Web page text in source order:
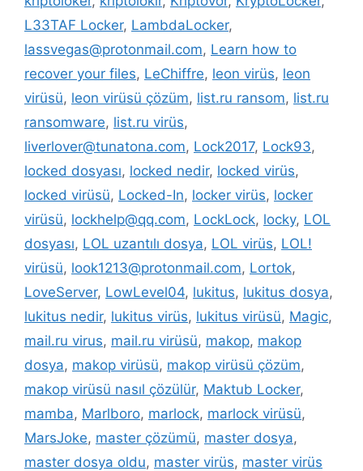
L33TAF Locker, LambdaLocker,
lassvegas@protonmail.com, Learn how to
recover your files, LeChiffre, leon virüs, leon
virüsü, leon virüsü çözüm, list.ru ransom, list.ru
ransomware, list.ru virüs,
liverlover@tunatona.com, Lock2017, Lock93,
locked dosyası, locked nedir, locked virüs,
locked virüsü, Locked-In, locker virüs, locker
virüsü, lockhelp@qq.com, LockLock, locky, LOL
dosyası, LOL uzantılı dosya, LOL virüs, LOL!
virüsü, look1213@protonmail.com, Lortok,
LoveServer, LowLevel04, lukitus, lukitus dosya,
lukitus nedir, lukitus virüs, lukitus virüsü, Magic,
mail.ru virus, mail.ru virüsü, makop, makop
dosya, makop virüsü, makop virüsü çözüm,
makop virüsü nasıl çözülür, Maktub Locker,
mamba, Marlboro, marlock, marlock virüsü,
MarsJoke, master çözümü, master dosya,
master dosya oldu, master virüs, master virüs